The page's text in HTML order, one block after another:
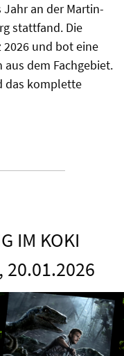
Jahr an der Martin-
stattfand. Die
2026 und bot eine
dem Fachgebiet.
das komplette
IM KOKI
20.01.2026